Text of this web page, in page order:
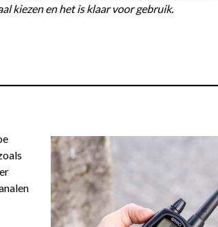
kiezen en het is klaar voor gebruik.